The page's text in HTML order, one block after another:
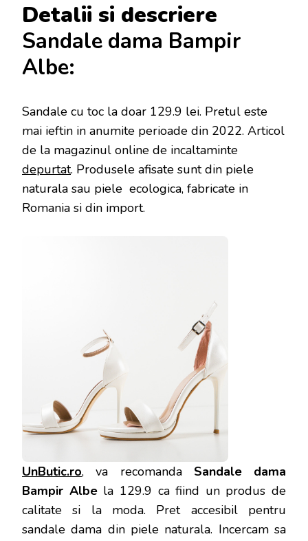
Detalii si descriere
Sandale dama Bampir
Albe:
Sandale cu toc la doar 129.9 lei. Pretul este
mai ieftin in anumite perioade din 2022. Articol
de la magazinul online de incaltaminte
depurtat. Produsele afisate sunt din piele
naturala sau piele ecologica, fabricate in
Romania si din import.
UnButic.ro, va recomanda Sandale dama
Bampir Albe la 129.9 ca fiind un produs de
calitate si la moda. Pret accesibil pentru
sandale dama din piele naturala. Incercam sa